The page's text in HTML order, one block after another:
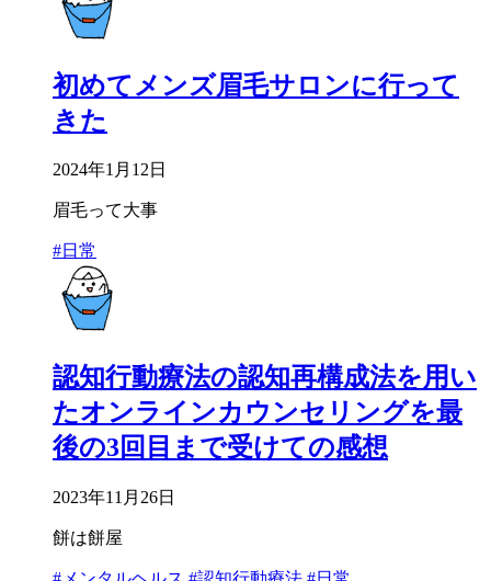
初めてメンズ眉毛サロンに行って
きた
2024年1月12日
眉毛って大事
#日常
認知行動療法の認知再構成法を用い
たオンラインカウンセリングを最
後の3回目まで受けての感想
2023年11月26日
餅は餅屋